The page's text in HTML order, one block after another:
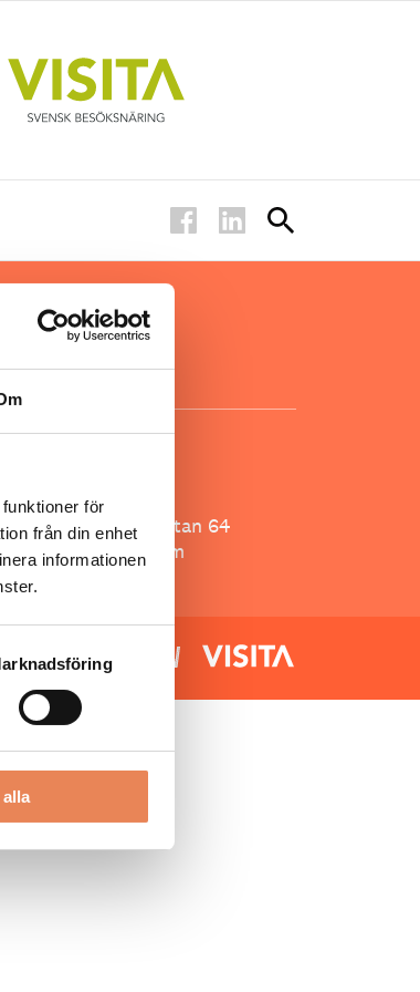
för
från din enhet
informationen
Besöksliv
Brännkyrkagatan 64
118 23 Stockholm